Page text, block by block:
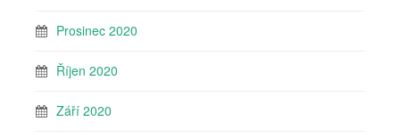
Prosinec 2020
Říjen 2020
Září 2020